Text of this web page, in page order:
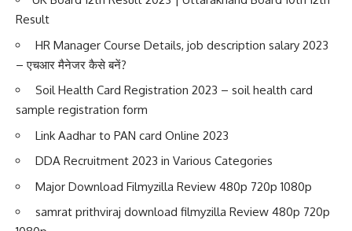
Result
HR Manager Course Details, job description salary 2023
– एचआर मैनेजर कैसे बनें?
Soil Health Card Registration 2023 – soil health card
sample registration form
Link Aadhar to PAN card Online 2023
DDA Recruitment 2023 in Various Categories
Major Download Filmyzilla Review 480p 720p 1080p
samrat prithviraj download filmyzilla Review 480p 720p